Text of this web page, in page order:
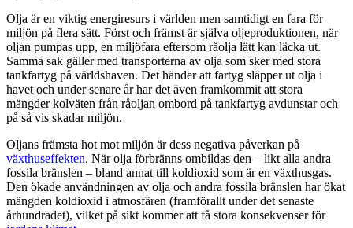
Olja är en viktig energiresurs i världen men samtidigt en fara för
miljön på flera sätt. Först och främst är själva oljeproduktionen, när
oljan pumpas upp, en miljöfara eftersom råolja lätt kan läcka ut.
Samma sak gäller med transporterna av olja som sker med stora
tankfartyg på världshaven. Det händer att fartyg släpper ut olja i
havet och under senare år har det även framkommit att stora
mängder kolväten från råoljan ombord på tankfartyg avdunstar och
på så vis skadar miljön.
Oljans främsta hot mot miljön är dess negativa påverkan på
växthuseffekten. När olja förbränns ombildas den – likt alla andra
fossila bränslen – bland annat till koldioxid som är en växthusgas.
Den ökade användningen av olja och andra fossila bränslen har ökat
mängden koldioxid i atmosfären (framförallt under det senaste
århundradet), vilket på sikt kommer att få stora konsekvenser för